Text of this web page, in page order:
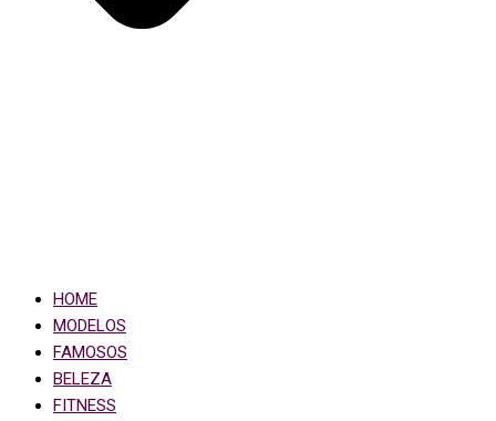
HOME
MODELOS
FAMOSOS
BELEZA
FITNESS